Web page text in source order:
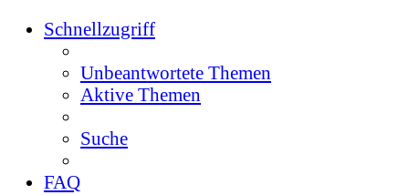
Schnellzugriff
Unbeantwortete Themen
Aktive Themen
Suche
FAQ